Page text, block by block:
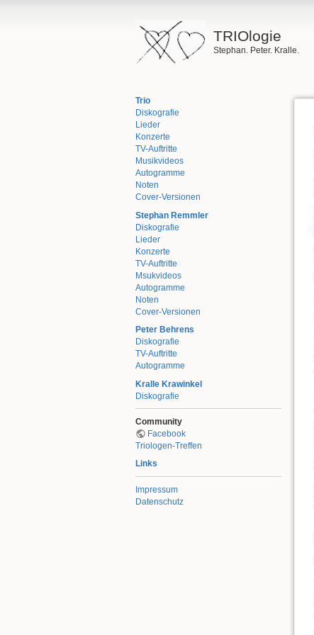
TRIOlogie
Stephan. Peter. Kralle.
Trio
Diskografie
Lieder
Konzerte
TV-Auftritte
Musikvideos
Autogramme
Noten
Cover-Versionen
Stephan Remmler
Diskografie
Lieder
Konzerte
TV-Auftritte
Msukvideos
Autogramme
Noten
Cover-Versionen
Peter Behrens
Diskografie
TV-Auftritte
Autogramme
Kralle Krawinkel
Diskografie
Community
Facebook
Triologen-Treffen
Links
Impressum
Datenschutz